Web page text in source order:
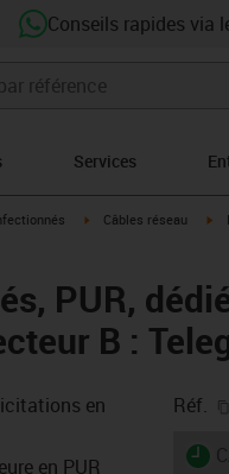
Conseils rapides via
Services
right igus-icon-arrow-right
Câbles réseau
PUR,
B :
en
en PUR
Réf.